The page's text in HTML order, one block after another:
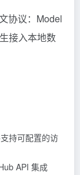
协议：Model
接入本地数
持可配置的访
API 集成